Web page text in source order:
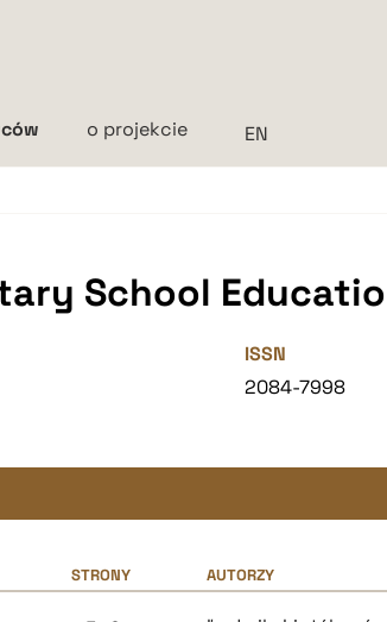
o projekcie
School
ISSN
2084-7998
STRONY AUTORZY